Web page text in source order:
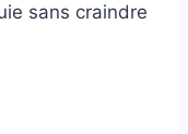
sans craindre